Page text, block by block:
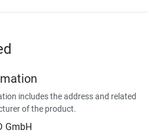
includes the address and related
of the product.
GmbH